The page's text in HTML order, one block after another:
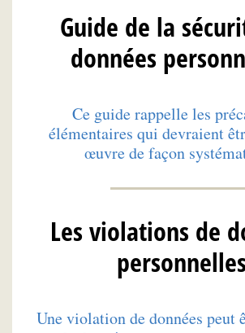
Guide de la
données
Ce guide rappelle les
élémentaires qui devraient
œuvre de façon
Les violations de
personnelles
Une violation de données peut